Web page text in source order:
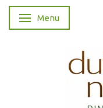
Skifte navigation
Menu